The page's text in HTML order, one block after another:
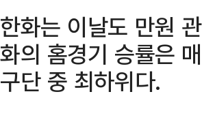
한화는 이날도 만원
화의 홈경기 승률은
구단 중 최하위다.